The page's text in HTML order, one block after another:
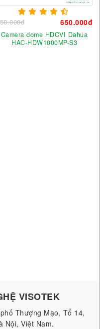
650.000đ
Camera dome HDCVI Dahua
HAC-HDW1000MP-S3
VISOTEK
Thượng Mạo, Tổ 14,
Nội, Việt Nam.